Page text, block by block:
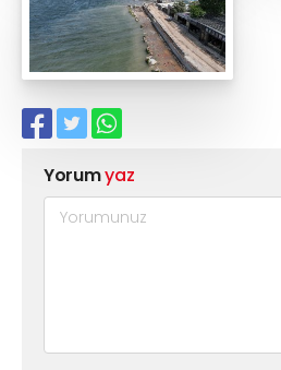
Yorumyaz